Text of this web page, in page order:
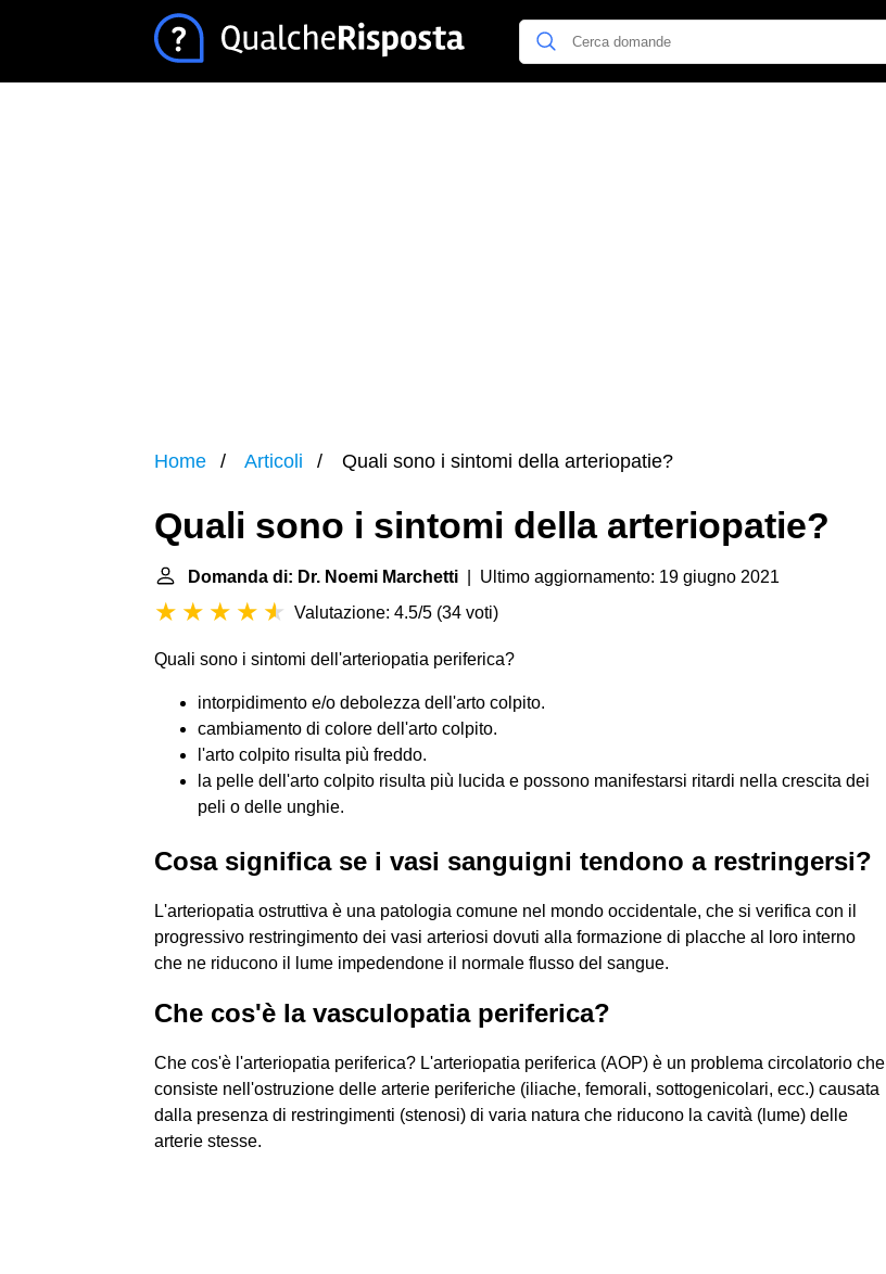
Home Articoli Quali sono i sintomi della arteriopatie?
Quali sono i sintomi della arteriopatie?
Domanda di: Dr. Noemi Marchetti | Ultimo aggiornamento: 19 giugno 2021
Valutazione: 4.5/5 (34 voti)
Quali sono i sintomi dell'arteriopatia periferica?
intorpidimento e/o debolezza dell'arto colpito.
cambiamento di colore dell'arto colpito.
l'arto colpito risulta più freddo.
la pelle dell'arto colpito risulta più lucida e possono manifestarsi ritardi nella crescita dei
peli o delle unghie.
Cosa significa se i vasi sanguigni tendono a restringersi?
L'arteriopatia ostruttiva è una patologia comune nel mondo occidentale, che si verifica con il
progressivo restringimento dei vasi arteriosi dovuti alla formazione di placche al loro interno
che ne riducono il lume impedendone il normale flusso del sangue.
Che cos'è la vasculopatia periferica?
Che cos'è l'arteriopatia periferica? L'arteriopatia periferica (AOP) è un problema circolatorio che
consiste nell'ostruzione delle arterie periferiche (iliache, femorali, sottogenicolari, ecc.) causata
dalla presenza di restringimenti (stenosi) di varia natura che riducono la cavità (lume) delle
arterie stesse.